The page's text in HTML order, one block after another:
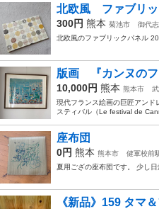
北欧風 ファブリッ
300円 熊本 菊池市 御代
北欧風のファブリックパネル
版画 『カンヌのフ
10,000円 熊本 熊本市
現代フランス絵画の巨匠アンド
スティバル（Le festival de
座布団
0円 熊本 熊本市 健軍校前
夏用ござの座布団です。 少し
《新品》159 タマ